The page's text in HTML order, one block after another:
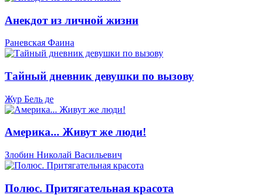
Анекдот из личной жизни
Раневская Фаина
Тайный дневник девушки по вызову
Жур Бель де
Америка... Живут же люди!
Злобин Николай Васильевич
Полюс. Притягательная красота